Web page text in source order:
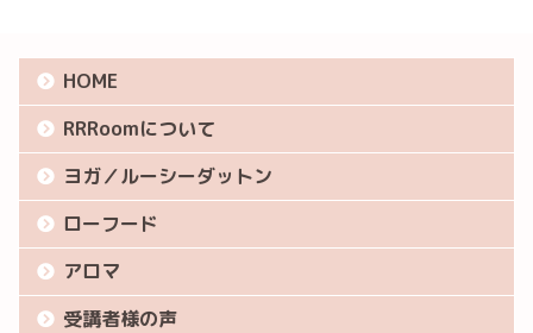
HOME
RRRoomについて
ヨガ／ルーシーダットン
ローフード
アロマ
受講者様の声